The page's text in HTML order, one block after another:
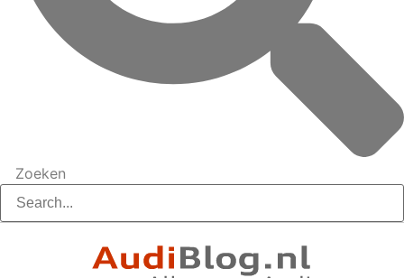
Zoeken